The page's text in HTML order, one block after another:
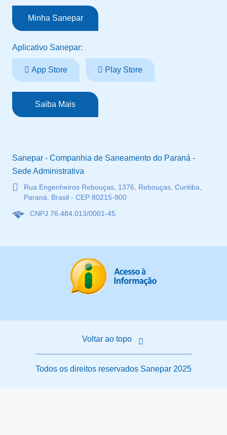
Minha Sanepar
Aplicativo Sanepar:
App Store Play Store
Saiba Mais
Sanepar - Companhia de Saneamento do Paraná -
Sede Administrativa
Rua Engenheiros Rebouças, 1376, Rebouças, Curitiba,
Paraná, Brasil - CEP 80215-900
CNPJ 76.484.013/0001-45
Todos os direitos reservados Sanepar 2025
Voltar ao topo